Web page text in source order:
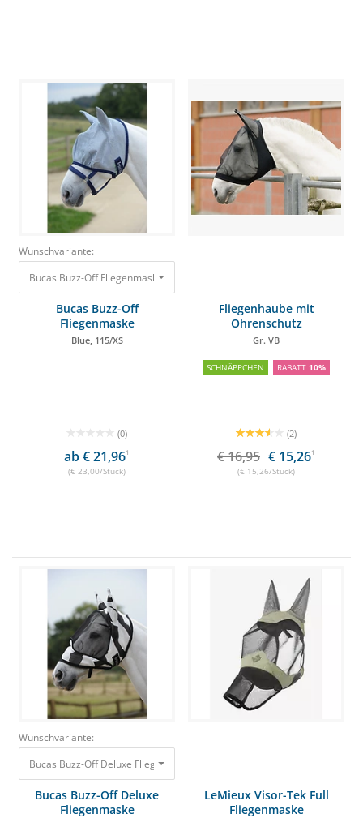
Wunschvariante:
Bucas Buzz-Off Fliegenmaske Blue, 115/XS 23,00 €
Bucas Buzz-Off
Fliegenmaske
Blue, 115/XS
(0)
ab € 21,961
(€ 23,00/Stück)
Fliegenhaube mit
Ohrenschutz
Gr. VB
SCHNÄPPCHEN RABATT 10%
(2)
€ 16,95 € 15,261
(€ 15,26/Stück)
Wunschvariante:
Bucas Buzz-Off Deluxe Fliegenmaske Zebra, 115/XS
Bucas Buzz-Off Deluxe
Fliegenmaske
LeMieux Visor-Tek Full
Fliegenmaske